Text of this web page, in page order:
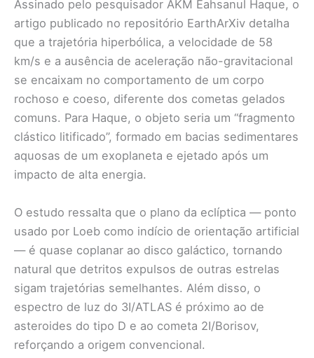
Assinado pelo pesquisador AKM Eahsanul Haque, o
artigo publicado no repositório EarthArXiv detalha
que a trajetória hiperbólica, a velocidade de 58
km/s e a ausência de aceleração não-gravitacional
se encaixam no comportamento de um corpo
rochoso e coeso, diferente dos cometas gelados
comuns. Para Haque, o objeto seria um “fragmento
clástico litificado”, formado em bacias sedimentares
aquosas de um exoplaneta e ejetado após um
impacto de alta energia.
O estudo ressalta que o plano da eclíptica — ponto
usado por Loeb como indício de orientação artificial
— é quase coplanar ao disco galáctico, tornando
natural que detritos expulsos de outras estrelas
sigam trajetórias semelhantes. Além disso, o
espectro de luz do 3I/ATLAS é próximo ao de
asteroides do tipo D e ao cometa 2I/Borisov,
reforçando a origem convencional.